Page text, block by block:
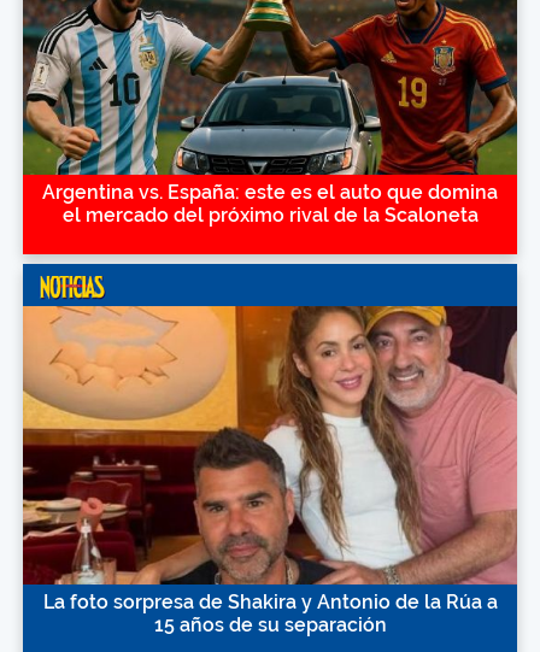
Argentina vs. España: este es el auto que domina
el mercado del próximo rival de la Scaloneta
La foto sorpresa de Shakira y Antonio de la Rúa a
15 años de su separación